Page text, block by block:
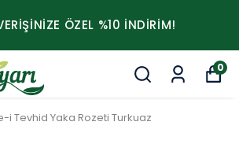
ÖZEL %10 İNDİRİM!
0
i Tevhid Yaka Rozeti Turkuaz